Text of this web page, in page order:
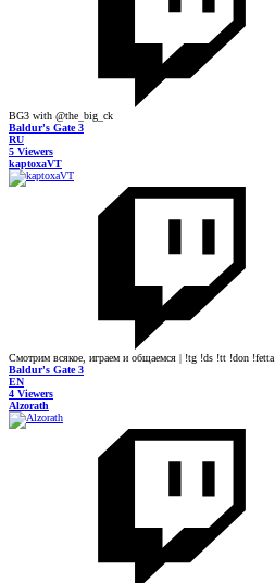
BG3 with @the_big_ck
Baldur's Gate 3
RU
5 Viewers
kaptoxaVT
Смотрим всякое, играем и общаемся | !tg !ds !tt !don !fetta
Baldur's Gate 3
EN
4 Viewers
Alzorath